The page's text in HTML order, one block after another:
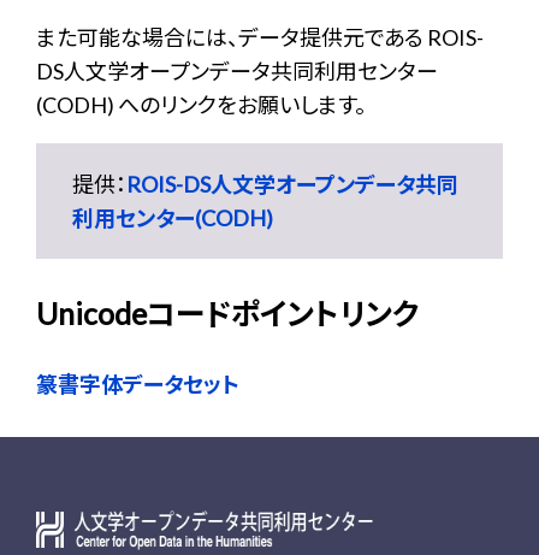
また可能な場合には、データ提供元である ROIS-
DS人文学オープンデータ共同利用センター
(CODH) へのリンクをお願いします。
提供： ROIS-DS人文学オープンデータ共同
利用センター(CODH)
Unicodeコードポイントリンク
篆書字体データセット